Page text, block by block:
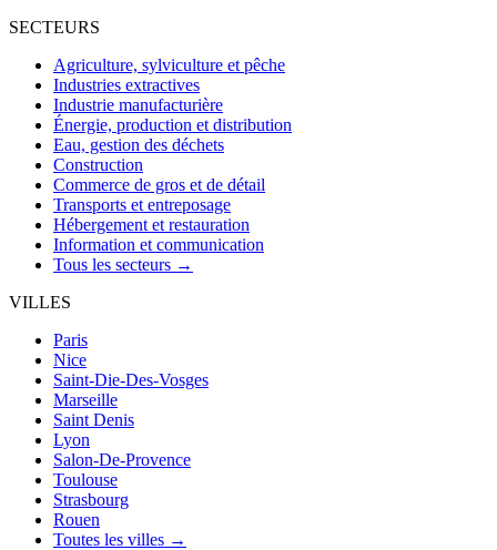
SECTEURS
Agriculture, sylviculture et pêche
Industries extractives
Industrie manufacturière
Énergie, production et distribution
Eau, gestion des déchets
Construction
Commerce de gros et de détail
Transports et entreposage
Hébergement et restauration
Information et communication
Tous les secteurs →
VILLES
Paris
Nice
Saint-Die-Des-Vosges
Marseille
Saint Denis
Lyon
Salon-De-Provence
Toulouse
Strasbourg
Rouen
Toutes les villes →